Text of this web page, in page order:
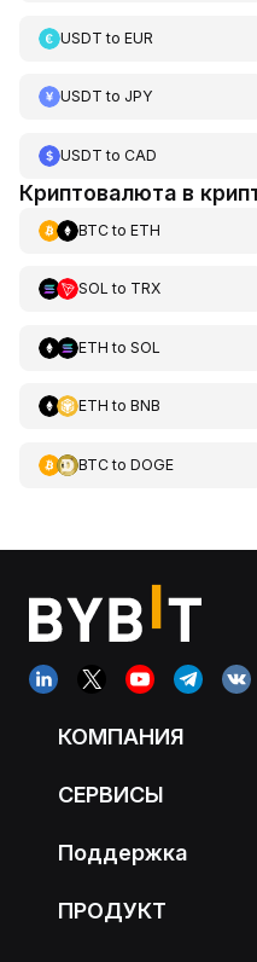
USDT to EUR
USDT to JPY
USDT to CAD
Криптовалюта в
BTCto ETH
SOL to TRX
ETH to SOL
ETH to BNB
BTCto DOGE
КОМПАНИЯ
СЕРВИСЫ
Поддержка
ПРОДУКТ